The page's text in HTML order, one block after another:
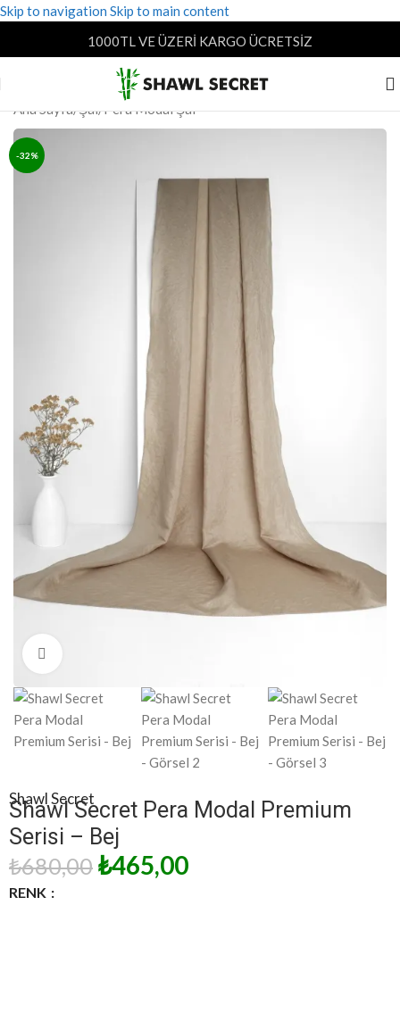
Skip to navigation Skip to main content
1000TL VE ÜZERİ KARGO ÜCRETSİZ
Ana Sayfa/Şal/Pera Modal Şal
-32%
Shawl Secret
Shawl Secret Pera Modal Premium
Serisi – Bej
₺680,00 ₺465,00
RENK